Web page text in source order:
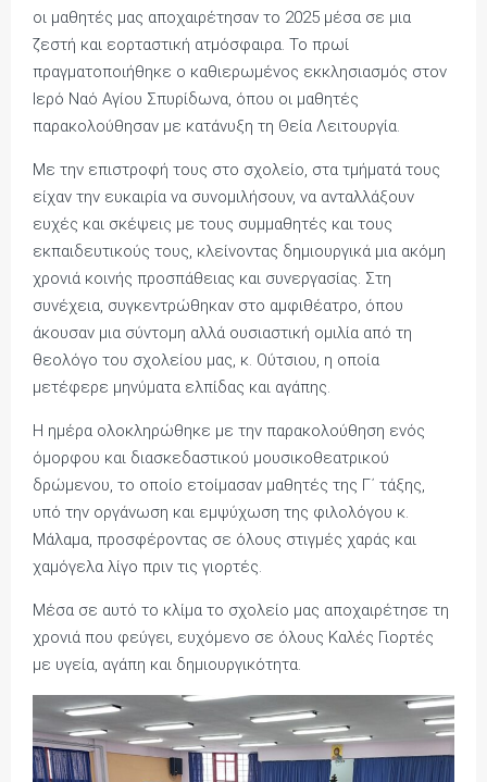
οι μαθητές μας αποχαιρέτησαν το 2025 μέσα σε μια
ζεστή και εορταστική ατμόσφαιρα. Το πρωί
πραγματοποιήθηκε ο καθιερωμένος εκκλησιασμός στον
Ιερό Ναό Αγίου Σπυρίδωνα, όπου οι μαθητές
παρακολούθησαν με κατάνυξη τη Θεία Λειτουργία.
Με την επιστροφή τους στο σχολείο, στα τμήματά τους
είχαν την ευκαιρία να συνομιλήσουν, να ανταλλάξουν
ευχές και σκέψεις με τους συμμαθητές και τους
εκπαιδευτικούς τους, κλείνοντας δημιουργικά μια ακόμη
χρονιά κοινής προσπάθειας και συνεργασίας. Στη
συνέχεια, συγκεντρώθηκαν στο αμφιθέατρο, όπου
άκουσαν μια σύντομη αλλά ουσιαστική ομιλία από τη
θεολόγο του σχολείου μας, κ. Ούτσιου, η οποία
μετέφερε μηνύματα ελπίδας και αγάπης.
Η ημέρα ολοκληρώθηκε με την παρακολούθηση ενός
όμορφου και διασκεδαστικού μουσικοθεατρικού
δρώμενου, το οποίο ετοίμασαν μαθητές της Γ΄ τάξης,
υπό την οργάνωση και εμψύχωση της φιλολόγου κ.
Μάλαμα, προσφέροντας σε όλους στιγμές χαράς και
χαμόγελα λίγο πριν τις γιορτές.
Μέσα σε αυτό το κλίμα το σχολείο μας αποχαιρέτησε τη
χρονιά που φεύγει, ευχόμενο σε όλους Καλές Γιορτές
με υγεία, αγάπη και δημιουργικότητα.